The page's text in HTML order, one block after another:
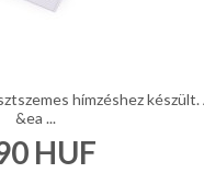
hímzéshez
&ea ...
HUF